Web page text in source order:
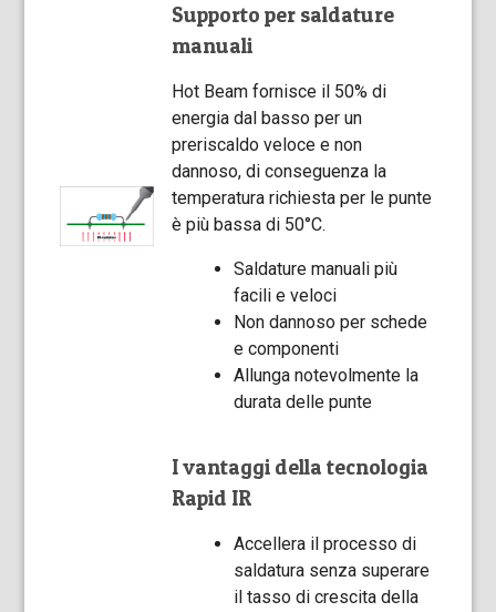
Supporto per saldature
manuali
Hot Beam fornisce il 50% di
energia dal basso per un
preriscaldo veloce e non
dannoso, di conseguenza la
temperatura richiesta per le punte
è più bassa di 50°C.
Saldature manuali più
facili e veloci
Non dannoso per schede
e componenti
Allunga notevolmente la
durata delle punte
I vantaggi della tecnologia
Rapid IR
Accellera il processo di
saldatura senza superare
il tasso di crescita della